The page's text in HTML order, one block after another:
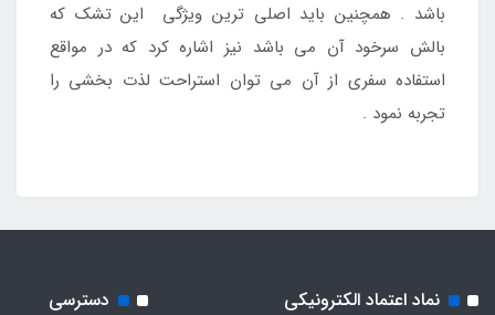
باشد . همچنین باید اصلی ترین ویژگی این تشک که
بالش سرخود آن می باشد نیز اشاره کرد که در مواقع
استفاده سفری از آن می توان استراحت لذت بخشی را
تجربه نمود .
نماد اعتماد الکترونیکی
دسترسی